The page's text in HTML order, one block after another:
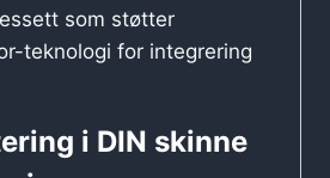
som støtter
teknologi for integrering
i DIN skinne